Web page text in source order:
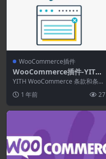
WooCommerce插件
WooCommerce插件-YITH
WooCommerce Terms an
d Conditions Popup Premi
um 1.48.0
YITH WooCommerce 条款和条件
组成部...
1 年前 27